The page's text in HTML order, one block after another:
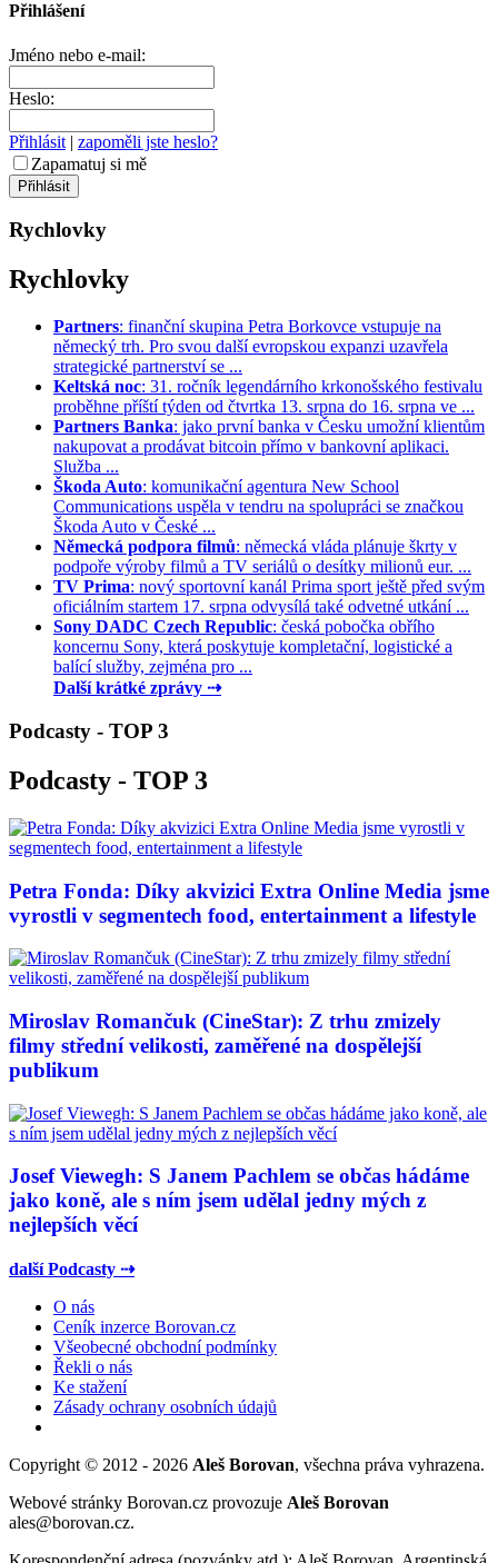
Přihlášení
Jméno nebo e-mail:
Heslo:
Přihlásit | zapoměli jste heslo?
Zapamatuj si mě
Rychlovky
Rychlovky
Partners: finanční skupina Petra Borkovce vstupuje na
německý trh. Pro svou další evropskou expanzi uzavřela
strategické partnerství se ...
Keltská noc: 31. ročník legendárního krkonošského festivalu
proběhne příští týden od čtvrtka 13. srpna do 16. srpna ve ...
Partners Banka: jako první banka v Česku umožní klientům
nakupovat a prodávat bitcoin přímo v bankovní aplikaci.
Služba ...
Škoda Auto: komunikační agentura New School
Communications uspěla v tendru na spolupráci se značkou
Škoda Auto v České ...
Německá podpora filmů: německá vláda plánuje škrty v
podpoře výroby filmů a TV seriálů o desítky milionů eur. ...
TV Prima: nový sportovní kanál Prima sport ještě před svým
oficiálním startem 17. srpna odvysílá také odvetné utkání ...
Sony DADC Czech Republic: česká pobočka obřího
koncernu Sony, která poskytuje kompletační, logistické a
balící služby, zejména pro ...
Další krátké zprávy ⇢
Podcasty - TOP 3
Podcasty - TOP 3
Petra Fonda: Díky akvizici Extra Online Media jsme
vyrostli v segmentech food, entertainment a lifestyle
Miroslav Romančuk (CineStar): Z trhu zmizely
filmy střední velikosti, zaměřené na dospělejší
publikum
Josef Viewegh: S Janem Pachlem se občas hádáme
jako koně, ale s ním jsem udělal jedny mých z
nejlepších věcí
další Podcasty ⇢
O nás
Ceník inzerce Borovan.cz
Všeobecné obchodní podmínky
Řekli o nás
Ke stažení
Zásady ochrany osobních údajů
Copyright © 2012 - 2026 Aleš Borovan, všechna práva vyhrazena.
Webové stránky Borovan.cz provozuje Aleš Borovan
ales@borovan.cz.